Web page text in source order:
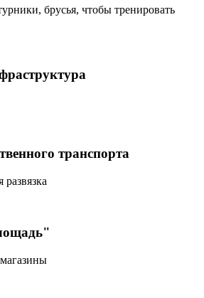
брусья, чтобы тренировать
транспорта